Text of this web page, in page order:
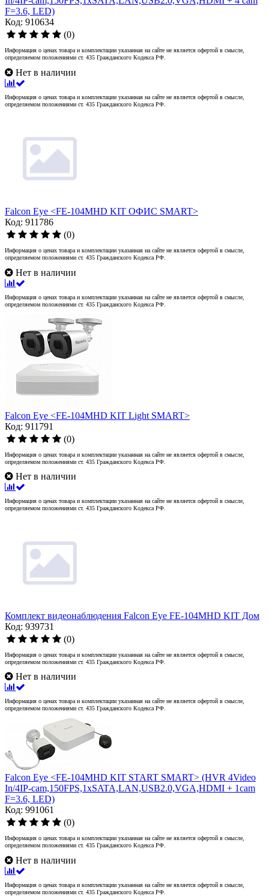
F=3.6, LED)
Код: 910634
(0)
Информация о ценах товара и комплектации указанная на сайте не является офертой в смысле,
определяемом положениями ст. 435 Гражданского Кодекса РФ.
Нет в наличии
Информация о ценах товара и комплектации указанная на сайте не является офертой в смысле,
определяемом положениями ст. 435 Гражданского Кодекса РФ.
Falcon Eye <FE-104MHD KIT ОФИС SMART>
Код: 911786
(0)
Информация о ценах товара и комплектации указанная на сайте не является офертой в смысле,
определяемом положениями ст. 435 Гражданского Кодекса РФ.
Нет в наличии
Информация о ценах товара и комплектации указанная на сайте не является офертой в смысле,
определяемом положениями ст. 435 Гражданского Кодекса РФ.
Falcon Eye <FE-104MHD KIT Light SMART>
Код: 911791
(0)
Информация о ценах товара и комплектации указанная на сайте не является офертой в смысле,
определяемом положениями ст. 435 Гражданского Кодекса РФ.
Нет в наличии
Информация о ценах товара и комплектации указанная на сайте не является офертой в смысле,
определяемом положениями ст. 435 Гражданского Кодекса РФ.
Комплект видеонаблюдения Falcon Eye FE-104MHD KIT Дом
Код: 939731
(0)
Информация о ценах товара и комплектации указанная на сайте не является офертой в смысле,
определяемом положениями ст. 435 Гражданского Кодекса РФ.
Нет в наличии
Информация о ценах товара и комплектации указанная на сайте не является офертой в смысле,
определяемом положениями ст. 435 Гражданского Кодекса РФ.
Falcon Eye <FE-104MHD KIT START SMART> (HVR 4Video
In/4IP-cam,150FPS,1xSATA,LAN,USB2.0,VGA,HDMI + 1cam
F=3.6, LED)
Код: 991061
(0)
Информация о ценах товара и комплектации указанная на сайте не является офертой в смысле,
определяемом положениями ст. 435 Гражданского Кодекса РФ.
Нет в наличии
Информация о ценах товара и комплектации указанная на сайте не является офертой в смысле,
определяемом положениями ст. 435 Гражданского Кодекса РФ.